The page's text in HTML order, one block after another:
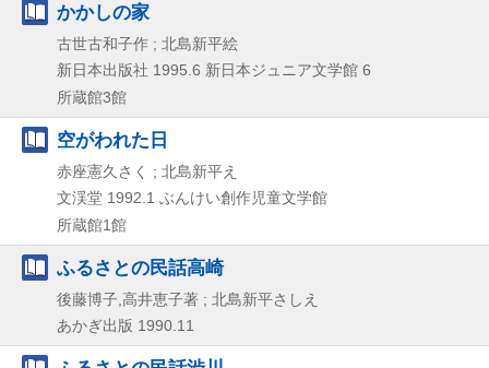
かかしの家
古世古和子作 ; 北島新平絵
新日本出版社 1995.6 新日本ジュニア文学館 6
所蔵館3館
空がわれた日
赤座憲久さく ; 北島新平え
文渓堂 1992.1 ぶんけい創作児童文学館
所蔵館1館
ふるさとの民話高崎
後藤博子,高井恵子著 ; 北島新平さしえ
あかぎ出版 1990.11